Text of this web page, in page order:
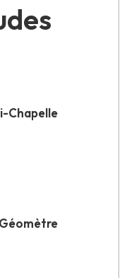
Chapelle